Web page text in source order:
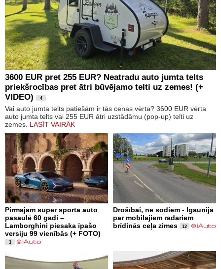
3600 EUR pret 255 EUR? Neatradu auto jumta telts
priekšrocības pret ātri būvējamo telti uz zemes! (+
VIDEO)
4
Vai auto jumta telts patiešām ir tās cenas vērta? 3600 EUR vērta
auto jumta telts vai 255 EUR ātri uzstādāmu (pop-up) telti uz
zemes. LASĪT VAIRĀK
Pirmajam super sporta auto
pasaulē 60 gadi –
Lamborghini piesaka īpašo
versiju 99 vienībās (+ FOTO)
3
Drošībai, ne sodiem - Igaunijā
par mobilajiem radariem
brīdinās ceļa zimes
12